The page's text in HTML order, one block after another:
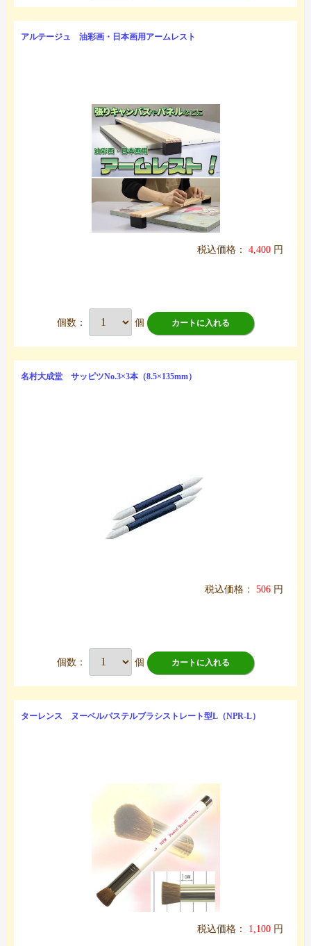
アルテージュ 油彩画・日本画用アームレスト
税込価格： 4,400 円
個数： 個 カートに入れる
名村大成堂 サッピツNo.3×3本（8.5×135mm）
税込価格： 506 円
個数： 個 カートに入れる
ターレンス ヌーベルパステルブラシストレート型L（NPR-L）
税込価格： 1,100 円